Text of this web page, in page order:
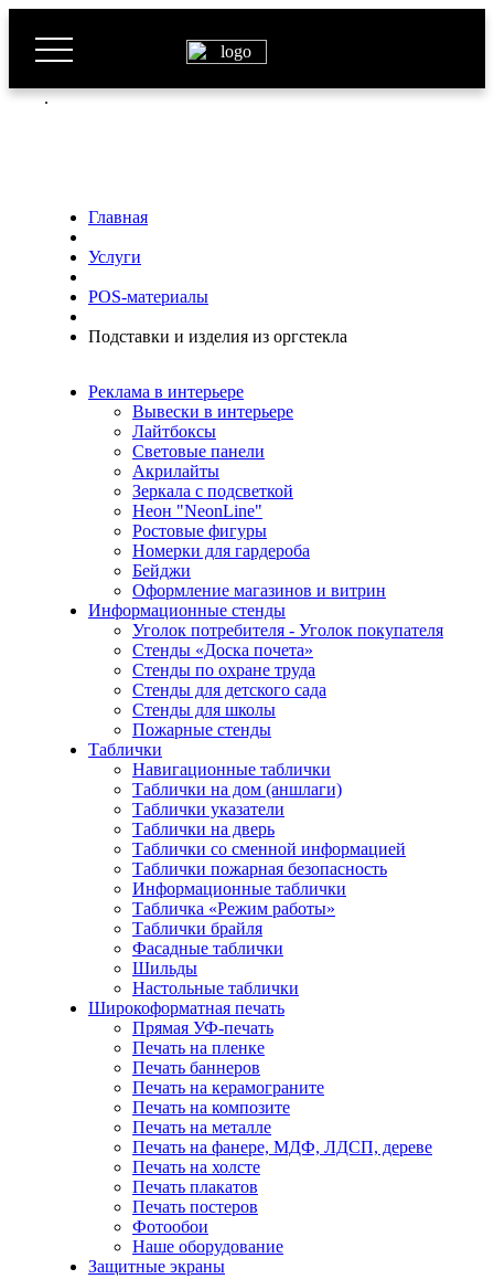
.
Главная
Услуги
POS-материалы
Подставки и изделия из оргстекла
Реклама в интерьере
Вывески в интерьере
Лайтбоксы
Световые панели
Акрилайты
Зеркала с подсветкой
Неон "NeonLine"
Ростовые фигуры
Номерки для гардероба
Бейджи
Оформление магазинов и витрин
Информационные стенды
Уголок потребителя - Уголок покупателя
Стенды «Доска почета»
Стенды по охране труда
Стенды для детского сада
Стенды для школы
Пожарные стенды
Таблички
Навигационные таблички
Таблички на дом (аншлаги)
Таблички указатели
Таблички на дверь
Таблички со сменной информацией
Таблички пожарная безопасность
Информационные таблички
Табличка «Режим работы»
Таблички брайля
Фасадные таблички
Шильды
Настольные таблички
Широкоформатная печать
Прямая УФ-печать
Печать на пленке
Печать баннеров
Печать на керамограните
Печать на композите
Печать на металле
Печать на фанере, МДФ, ЛДСП, дереве
Печать на холсте
Печать плакатов
Печать постеров
Фотообои
Наше оборудование
Защитные экраны